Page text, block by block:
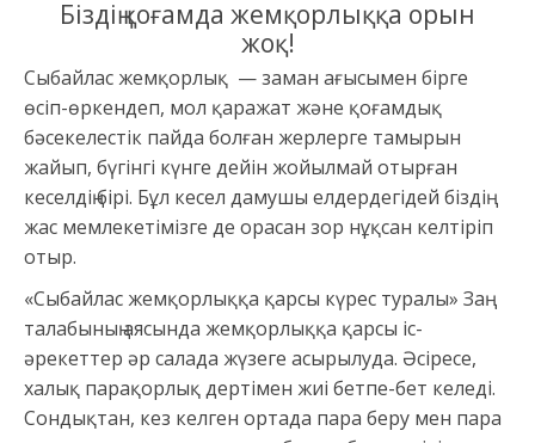
Біздің қоғамда жемқорлыққа орын
жоқ!
Сыбайлас жемқорлық — заман ағысымен бірге
өсіп-өркендеп, мол қаражат және қоғамдық
бәсекелестік пайда болған жерлерге тамырын
жайып, бүгінгі күнге дейін жойылмай отырған
кеселдің бірі. Бұл кесел дамушы елдердегідей біздің
жас мемлекетімізге де орасан зор нұқсан келтіріп
отыр.
«Сыбайлас жемқорлыққа қарсы күрес туралы» Заң
талабының аясында жемқорлыққа қарсы іс-
әрекеттер әр салада жүзеге асырылуда. Әсіресе,
халық парақорлық дертімен жиі бетпе-бет келеді.
Сондықтан, кез келген ортада пара беру мен пара